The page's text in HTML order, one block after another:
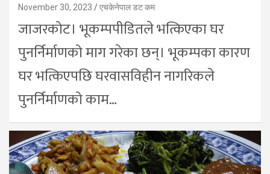
November 30, 2023 एचकेनेपाल डट कम
जाजरकोट। भूकम्पपीडितले भत्किएका घर
पुनर्निर्माणको माग गरेका छन्। भूकम्पका कारण
घर भत्किएपछि घरवासविहीन नागरिकले
पुनर्निर्माणको काम…